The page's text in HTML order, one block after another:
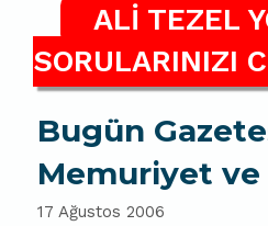
ALİ TEZEL
SORULARINIZI
Bugün
Memuriyet ve
17 Ağustos 2006